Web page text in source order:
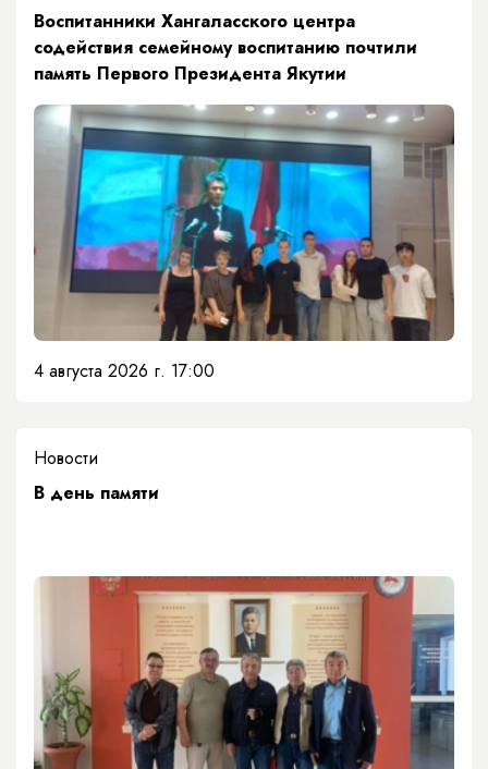
​Воспитанники Хангаласского центра
содействия семейному воспитанию почтили
память Первого Президента Якутии
4 августа 2026 г. 17:00
Новости
​В день памяти